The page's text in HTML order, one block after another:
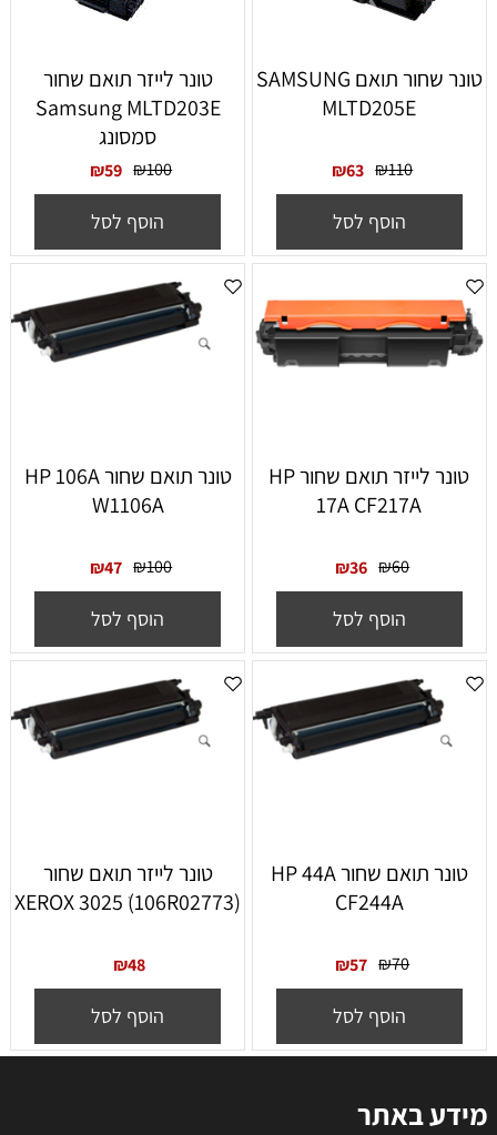
טונר שחור תואם SAMSUNG
MLTD205E
₪110
₪63
הוסף לסל
‏טונר לייזר תואם שחור
Samsung MLTD203E
סמסונג
₪100
₪59
הוסף לסל
‏טונר ‏לייזר תואם שחור HP
17A CF217A
₪60
₪36
הוסף לסל
‏טונר תואם שחור HP 106A
W1106A
₪100
₪47
הוסף לסל
‏טונר תואם שחור HP 44A
CF244A
₪70
₪57
הוסף לסל
טונר לייזר תואם שחור
(XEROX 3025 ׁ(106R02773
₪48
הוסף לסל
מידע באתר